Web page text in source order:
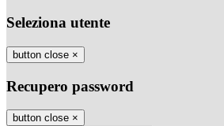
Seleziona utente
button close ×
Recupero password
button close ×